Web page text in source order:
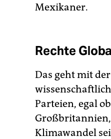
Mexikaner.
Rechte
Das geht mit
Parteien, egal
Großbritannien,
Klimawandel